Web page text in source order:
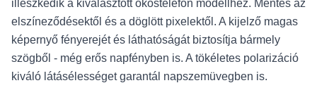
illeszkedik a kiválasztott okostelefon modellhez. Mentes az
elszíneződésektől és a döglött pixelektől. A kijelző magas
képernyő fényerejét és láthatóságát biztosítja bármely
szögből - még erős napfényben is. A tökéletes polarizáció
kiváló látásélességet garantál napszemüvegben is.